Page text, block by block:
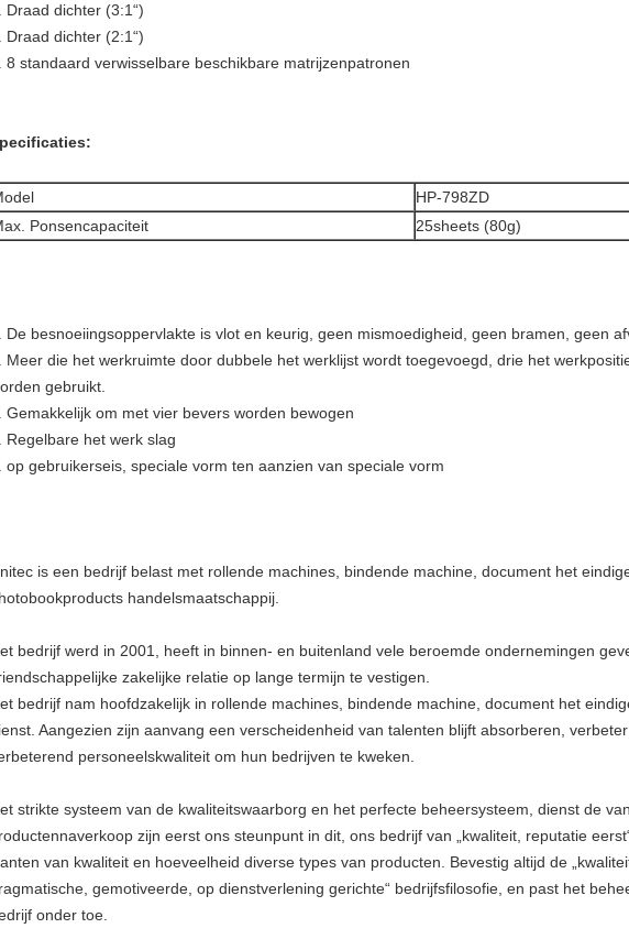
Draad dichter (3:1“)
Draad dichter (2:1“)
8 standaard verwisselbare beschikbare matrijzenpatronen
HP-798ZD
Ponsencapaciteit
25sheets (80g)
De besnoeiingsoppervlakte is vlot en keurig, geen mismoedigheid, geen bramen, geen
Meer die het werkruimte door dubbele het werklijst wordt toegevoegd, drie het
gebruikt.
Gemakkelijk om met vier bevers worden bewogen
Regelbare het werk slag
op gebruikerseis, speciale vorm ten aanzien van speciale vorm
is een bedrijf belast met rollende machines, bindende machine, document het
handelsmaatschappij.
bedrijf werd in 2001, heeft in binnen- en buitenland vele beroemde ondernemingen
zakelijke relatie op lange termijn te vestigen.
bedrijf nam hoofdzakelijk in rollende machines, bindende machine, document het
Aangezien zijn aanvang een verscheidenheid van talenten blijft absorberen,
personeelskwaliteit om hun bedrijven te kweken.
strikte systeem van de kwaliteitswaarborg en het perfecte beheersysteem, dienst de
zijn eerst ons steunpunt in dit, ons bedrijf van „kwaliteit, reputatie
van kwaliteit en hoeveelheid diverse types van producten. Bevestig altijd de
gemotiveerde, op dienstverlening gerichte“ bedrijfsfilosofie, en past het
onder toe.